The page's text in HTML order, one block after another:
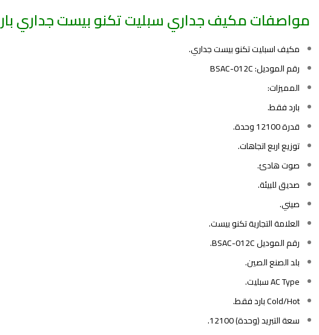
مواصفات مكيف جداري سبليت تكنو بيست جداري بارد فقط
مكيف اسبليت تكنو بيست جداري.
رقم الموديل: BSAC-012C
المميزات:
بارد فقط.
قدرة 12100 وحدة.
توزيع اربع اتجاهات.
صوت هادئ.
صديق للبيئة.
صيني.
العلامة التجارية تكنو بيست.
رقم الموديل BSAC-012C.
بلد الصنع الصين.
AC Type سبليت.
Cold/Hot بارد فقط.
سعة التبريد (وحدة) 12100.